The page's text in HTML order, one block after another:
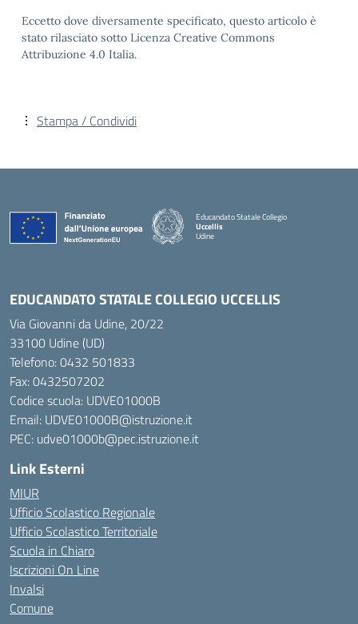
Eccetto dove diversamente specificato, questo articolo è
stato rilasciato sotto Licenza Creative Commons
Attribuzione 4.0 Italia.
Stampa / Condividi
Educandato Statale Collegio
Uccellis
Udine
EDUCANDATO STATALE COLLEGIO UCCELLIS
Via Giovanni da Udine, 20/22
33100 Udine (UD)
Telefono:0432 501833
Fax: 0432507202
Codice scuola: UDVE01000B
Email: UDVE01000B@istruzione.it
PEC: udve01000b@pec.istruzione.it
Link Esterni
MIUR
Ufficio Scolastico Regionale
Ufficio Scolastico Territoriale
Scuola in Chiaro
Iscrizioni On Line
Invalsi
Comune